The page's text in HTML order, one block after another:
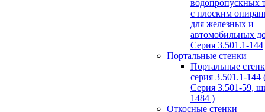
водопропускных
с плоским
для железных и
автомобильных
Серия 3.501.1-144
Портальные стенки
Портальные
серия 3.501.1-144
Серия 3.501-59,
1484 )
Откосные стенки